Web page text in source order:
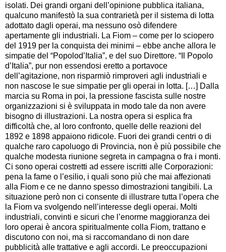
isolati. Dei grandi organi dell’opinione pubblica italiana,
qualcuno manifestò la sua contrarietà per il sistema di lotta
adottato dagli operai, ma nessuno osò difendere
apertamente gli industriali. La Fiom – come per lo sciopero
del 1919 per la conquista dei minimi – ebbe anche allora le
simpatie del “Popolod’Italia”, e del suo Direttore. “Il Popolo
d’Italia”, pur non essendosi eretto a portavoce
dell’agitazione, non risparmiò rimproveri agli industriali e
non nascose le sue simpatie per gli operai in lotta. […] Dalla
marcia su Roma in poi, la pressione fascista sulle nostre
organizzazioni si è sviluppata in modo tale da non avere
bisogno di illustrazioni. La nostra opera si esplica fra
difficoltà che, al loro confronto, quelle delle reazioni del
1892 e 1898 appaiono ridicole. Fuori dei grandi centri o di
qualche raro capoluogo di Provincia, non è più possibile che
qualche modesta riunione segreta in campagna o fra i monti.
Ci sono operai costretti ad essere iscritti alle Corporazioni:
pena la fame o l’esilio, i quali sono più che mai affezionati
alla Fiom e ce ne danno spesso dimostrazioni tangibili. La
situazione però non ci consente di illustrare tutta l’opera che
la Fiom va svolgendo nell’interesse degli operai. Molti
industriali, convinti e sicuri che l’enorme maggioranza dei
loro operai è ancora spiritualmente colla Fiom, trattano e
discutono con noi, ma si raccomandano di non dare
pubblicità alle trattative e agli accordi. Le preoccupazioni